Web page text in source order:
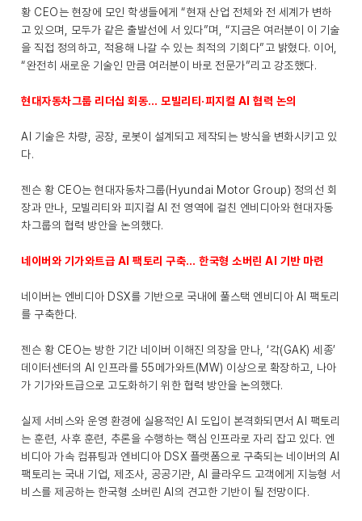
황 CEO는 현장에 모인 학생들에게 “현재 산업 전체와 전 세계가 변하
고 있으며, 모두가 같은 출발선에 서 있다”며, “지금은 여러분이 이 기술
을 직접 정의하고, 적용해 나갈 수 있는 최적의 기회다”고 밝혔다. 이어,
“완전히 새로운 기술인 만큼 여러분이 바로 전문가”리고 강조했다.
현대자동차그룹 리더십 회동… 모빌리티·피지컬 AI 협력 논의
AI 기술은 차량, 공장, 로봇이 설계되고 제작되는 방식을 변화시키고 있
다.
젠슨 황 CEO는 현대자동차그룹(Hyundai Motor Group) 정의선 회
장과 만나, 모빌리티와 피지컬 AI 전 영역에 걸친 엔비디아와 현대자동
차그룹의 협력 방안을 논의했다.
네이버와 기가와트급 AI 팩토리 구축… 한국형 소버린 AI 기반 마련
네이버는 엔비디아 DSX를 기반으로 국내에 풀스택 엔비디아 AI 팩토리
를 구축한다.
젠슨 황 CEO는 방한 기간 네이버 이해진 의장을 만나, ‘각(GAK) 세종’
데이터센터의 AI 인프라를 55메가와트(MW) 이상으로 확장하고, 나아
가 기가와트급으로 고도화하기 위한 협력 방안을 논의했다.
실제 서비스와 운영 환경에 실용적인 AI 도입이 본격화되면서 AI 팩토리
는 훈련, 사후 훈련, 추론을 수행하는 핵심 인프라로 자리 잡고 있다. 엔
비디아 가속 컴퓨팅과 엔비디아 DSX 플랫폼으로 구축되는 네이버의 AI
팩토리는 국내 기업, 제조사, 공공기관, AI 클라우드 고객에게 지능형 서
비스를 제공하는 한국형 소버린 AI의 견고한 기반이 될 전망이다.